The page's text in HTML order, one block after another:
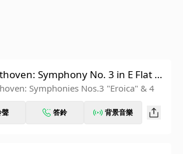
Symphony No. 3 in E Flat M
Op. 55 "Eroica": IV. Finale. Allegro
Symphonies Nos.3 "Eroica" & 4
聲 答鈴 背景音樂